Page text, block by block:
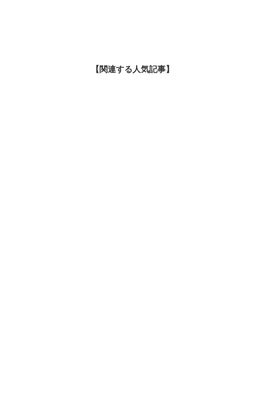
【関連する人気記事】